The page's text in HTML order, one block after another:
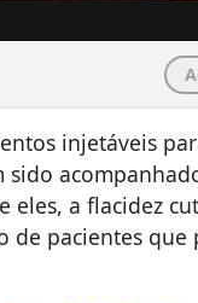
injetáveis
sido
eles, a flacidez
de pacientes